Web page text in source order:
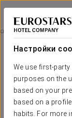
Настройки
We use first-
purposes on the
based on your
based on a
habits. For more
Áurea Toledo
ТОЛЕДО
Доступ В Спа